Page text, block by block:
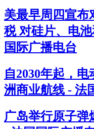
美最早周四宣布
税 对硅片、电
国际广播电台
自2030年起，
洲商业航线 - 法
广岛举行原子弹